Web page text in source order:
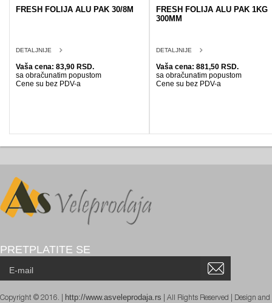
FRESH FOLIJA ALU PAK 30/8M
DETALJNIJE
Vaša cena: 83,90 RSD.
sa obračunatim popustom
Cene su bez PDV-a
FRESH FOLIJA ALU PAK 1KG
300MM
DETALJNIJE
Vaša cena: 881,50 RSD.
sa obračunatim popustom
Cene su bez PDV-a
PRETPLATITE SE
Copyright © 2016. | http://www.asveleprodaja.rs | All Rights Reserved | Design